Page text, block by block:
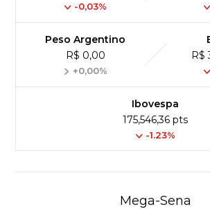
-0,03%
Peso Argentino
R$ 0,00
+0,00%
R$
Ibovespa
175,546,36 pts
-1.23%
Mega-Sena